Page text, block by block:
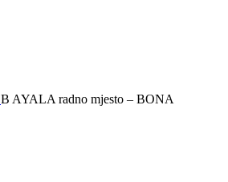
B AYALA radno mjesto – BONA